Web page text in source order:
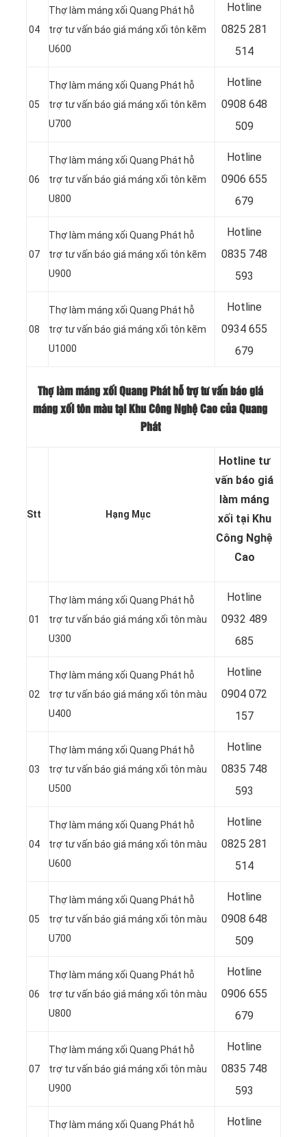
04
Thợ làm máng xối Quang Phát hỗ
trợ tư vấn báo giá máng xối tôn kẽm
U600
Hotline
0825 281
514
05
Thợ làm máng xối Quang Phát hỗ
trợ tư vấn báo giá máng xối tôn kẽm
U700
Hotline
0908 648
509
06
Thợ làm máng xối Quang Phát hỗ
trợ tư vấn báo giá máng xối tôn kẽm
U800
Hotline
0906 655
679
07
Thợ làm máng xối Quang Phát hỗ
trợ tư vấn báo giá máng xối tôn kẽm
U900
Hotline
0835 748
593
08
Thợ làm máng xối Quang Phát hỗ
trợ tư vấn báo giá máng xối tôn kẽm
U1000
Hotline
0934 655
679
Thợ làm máng xối Quang Phát hỗ trợ tư vấn báo giá
máng xối tôn màu tại Khu Công Nghệ Cao của Quang
Phát
Stt Hạng Mục
Hotline tư
vấn báo giá
làm máng
xối tại Khu
Công Nghệ
Cao
01
Thợ làm máng xối Quang Phát hỗ
trợ tư vấn báo giá máng xối tôn màu
U300
Hotline
0932 489
685
02
Thợ làm máng xối Quang Phát hỗ
trợ tư vấn báo giá máng xối tôn màu
U400
Hotline
0904 072
157
03
Thợ làm máng xối Quang Phát hỗ
trợ tư vấn báo giá máng xối tôn màu
U500
Hotline
0835 748
593
04
Thợ làm máng xối Quang Phát hỗ
trợ tư vấn báo giá máng xối tôn màu
U600
Hotline
0825 281
514
05
Thợ làm máng xối Quang Phát hỗ
trợ tư vấn báo giá máng xối tôn màu
U700
Hotline
0908 648
509
06
Thợ làm máng xối Quang Phát hỗ
trợ tư vấn báo giá máng xối tôn màu
U800
Hotline
0906 655
679
07
Thợ làm máng xối Quang Phát hỗ
trợ tư vấn báo giá máng xối tôn màu
U900
Hotline
0835 748
593
Thợ làm máng xối Quang Phát hỗ Hotline